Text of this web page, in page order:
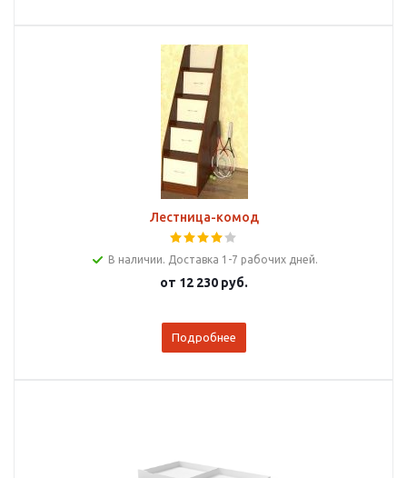
Лестница-комод
В наличии. Доставка 1-7 рабочих дней.
от 12 230 руб.
Подробнее